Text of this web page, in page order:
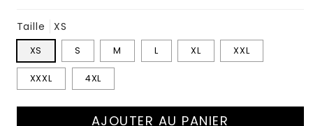
Taille XS
XS S M L XL XXL
XXXL 4XL
AJOUTER AU PANIER